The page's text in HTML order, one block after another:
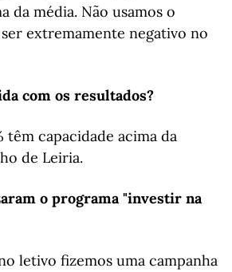
da média. Não usamos o
extremamente negativo no
com os resultados?
têm capacidade acima da
de Leiria.
o programa "investir na
letivo fizemos uma campanha